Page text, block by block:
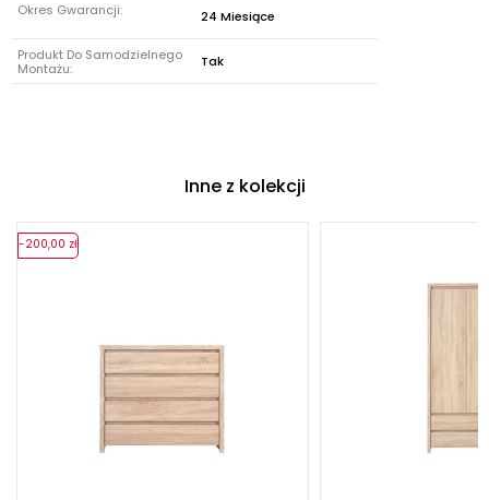
Okres Gwarancji: 24 Miesiące
Produkt Do Samodzielnego
Montażu:
Tak
Inne z kolekcji
-200,00 zł